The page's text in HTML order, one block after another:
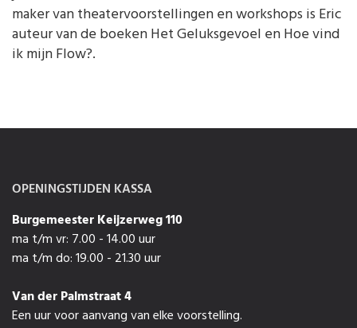
maker van theatervoorstellingen en workshops is Eric
auteur van de boeken Het Geluksgevoel en Hoe vind
ik mijn Flow?.
OPENINGSTIJDEN KASSA
Burgemeester Keijzerweg 110
ma t/m vr: 7.00 - 14.00 uur
ma t/m do: 19.00 - 21.30 uur
Van der Palmstraat 4
Een uur voor aanvang van elke voorstelling.